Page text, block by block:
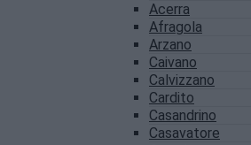
Acerra
Afragola
Arzano
Caivano
Calvizzano
Cardito
Casandrino
Casavatore